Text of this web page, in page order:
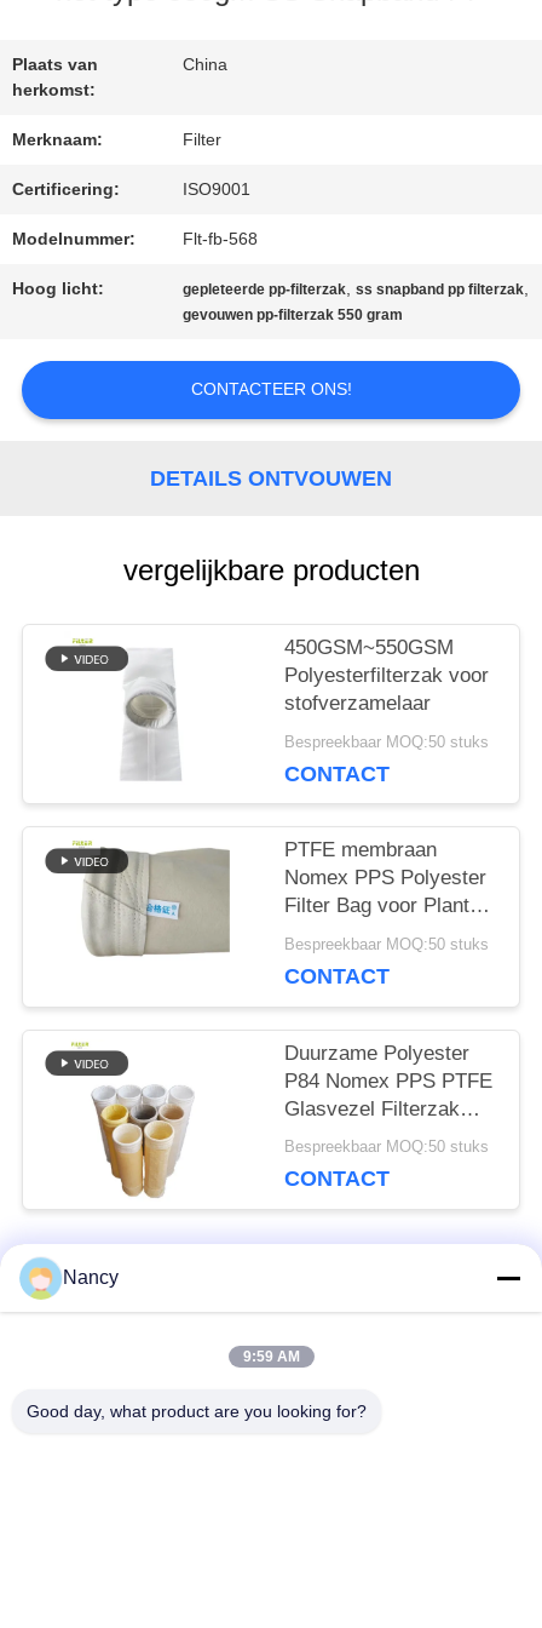
CONTACTEER
ONS
NIEUWS
OM EEN
CITAAT
PRIVACYBELEID
Plaats van
herkomst:
China
Merknaam: Filter
Certificering: ISO9001
Modelnummer: Flt-fb-568
Hoog licht: gepleteerde pp-filterzak,ss snapband pp filterzak,
gevouwen pp-filterzak 550 gram
CONTACTEER ONS!
DETAILS ONTVOUWEN
vergelijkbare producten
450GSM~550GSM
Polyesterfilterzak voor
stofverzamelaar
Bespreekbaar MOQ:50 stuks
CONTACT
PTFE membraan
Nomex PPS Polyester
Filter Bag voor Plant
Plant
Bespreekbaar MOQ:50 stuks
CONTACT
Duurzame Polyester
P84 Nomex PPS PTFE
Glasvezel Filterzak
voor
Bespreekbaar MOQ:50 stuks
CONTACT
populaire categorieën Alle
Nancy
9:59 AM
Good day, what product are you looking for?